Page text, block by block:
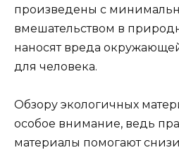
произведены с
вмешательством в
наносят вреда
для человека.
Обзору экологичных
особое внимание, ведь
материалы помогают